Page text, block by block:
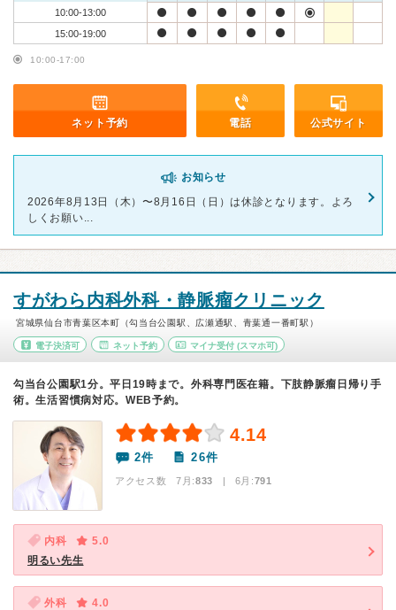
10:00-13:00
15:00-19:00
10:00-17:00
ネット予約 電話 公式サイト
お知らせ
2026年8月13日（木）〜8月16日（日）は休診となります。よろ
しくお願い...
すがわら内科外科・静脈瘤クリニック
宮城県仙台市青葉区本町（勾当台公園駅、広瀬通駅、青葉通一番町駅）
電子決済可 ネット予約 マイナ受付 (スマホ可)
勾当台公園駅1分。平日19時まで。外科専門医在籍。下肢静脈瘤日帰り手
術。生活習慣病対応。WEB予約。
4.14
2件 26件
アクセス数 7月:833 | 6月:791
内科
5.0
明るい先生
外科
4.0